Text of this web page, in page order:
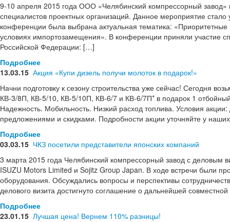
9-10 апреля 2015 года ООО «Челябинский компрессорный
специалистов проектных организаций. Данное мероприятие
конференции была выбрана актуальная тематика:
условиях импортозамещения». В конференции приняли участие
Российской Федерации: […]
Подробнее
13.03.15 Акция «Купи дизель получи молоток в подарок!»
Начни подготовку к сезону строительства уже сейчас! Сегодня
КВ-3/8П, КВ-5/10, КВ-5/10П, КВ-6/7 и КВ-6/7П* в подарок 1
Надежность. Мобильность. Низкий расход топлива. Условия
предложениями и скидками. Подробности акции уточняйте у
Подробнее
03.03.15 ЧКЗ посетили представители японских компаний
3 марта 2015 года Челябинский компрессорный завод с деловым
ISUZU Motors Limited и Sojitz Group Japan. В ходе встречи были
оборудования. Обсуждались вопросы и перспективы
делового визита достигнуто соглашение о дальнейшей
Подробнее
23.01.15 Лучшая цена! Вернем 110% разницы!